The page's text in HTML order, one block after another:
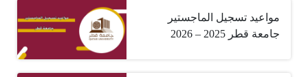
مواعيد تسجيل الماجستير
جامعة قطر 2025 – 2026